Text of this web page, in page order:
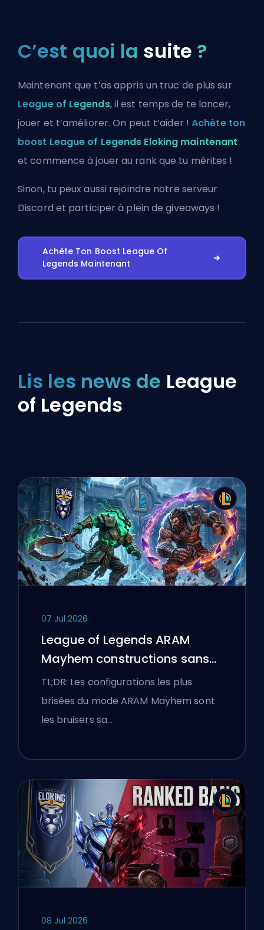
C’est quoi la suite ?
Maintenant que t’as appris un truc de plus sur
League of Legends, il est temps de te lancer,
jouer et t’améliorer. On peut t’aider !Achète ton
boost League of Legends Eloking maintenant
et commence à jouer au rank que tu mérites !
Sinon, tu peux aussi rejoindre notre serveur
Discord et participer à plein de giveaways !
Achète Ton Boost League Of
Legends Maintenant
Lis les news de League
of Legends
07 Jul 2026
League of Legends ARAM
Mayhem constructions sans
bottes
TL;DR: Les configurations les plus
brisées du mode ARAM Mayhem sont
les bruisers sa…
08 Jul 2026